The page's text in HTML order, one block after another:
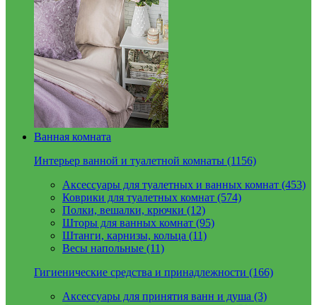
Ванная комната
Интерьер ванной и туалетной комнаты (1156)
Аксессуары для туалетных и ванных комнат (453)
Коврики для туалетных комнат (574)
Полки, вешалки, крючки (12)
Шторы для ванных комнат (95)
Штанги, карнизы, кольца (11)
Весы напольные (11)
Гигиенические средства и принадлежности (166)
Аксессуары для принятия ванн и душа (3)